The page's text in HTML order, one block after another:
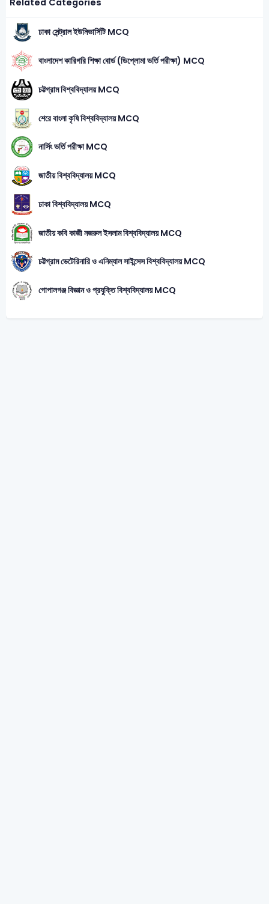
ঢাকা সেন্ট্রাল ইউনিভার্সিটি MCQ
বাংলাদেশ কারিগরি শিক্ষা বোর্ড (ডিপ্লোমা ভর্তি পরীক্ষা) MCQ
চট্টগ্রাম বিশ্ববিদ্যালয় MCQ
শেরে বাংলা কৃষি বিশ্ববিদ্যালয় MCQ
নার্সিং ভর্তি পরীক্ষা MCQ
জাতীয় বিশ্ববিদ্যালয় MCQ
ঢাকা বিশ্ববিদ্যালয় MCQ
জাতীয় কবি কাজী নজরুল ইসলাম বিশ্ববিদ্যালয় MCQ
চট্টগ্রাম ভেটেরিনারি ও এনিম্যাল সাইন্সেস বিশ্ববিদ্যালয় MCQ
গোপালগঞ্জ বিজ্ঞান ও প্রযুক্তি বিশ্ববিদ্যালয় MCQ